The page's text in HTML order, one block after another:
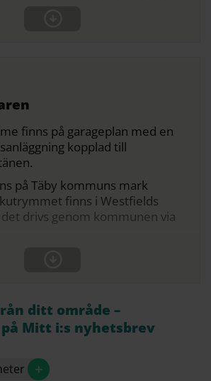
finns på garageplan med en
kopplad till
på Täby kommuns mark
finns i Westfields
drivs genom kommunen via
ditt område –
Mitt i:s nyhetsbrev
+